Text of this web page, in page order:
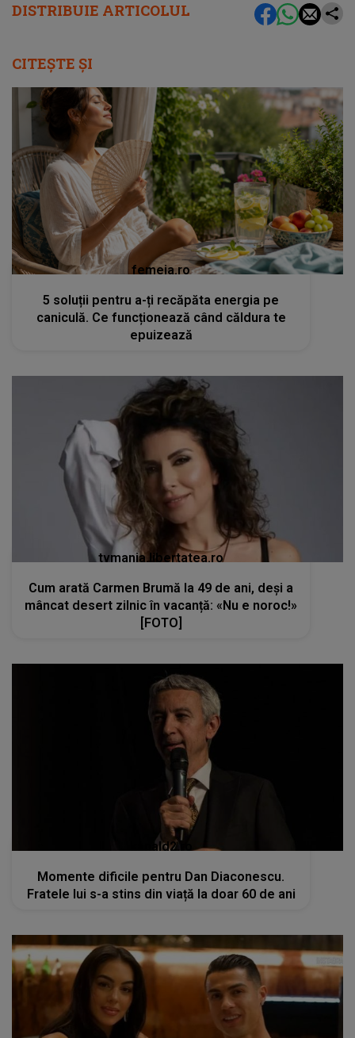
DISTRIBUIE ARTICOLUL
CITEȘTE ȘI
femeia.ro
5 soluții pentru a-ți recăpăta energia pe
caniculă. Ce funcționează când căldura te
epuizează
tvmania.libertatea.ro
Cum arată Carmen Brumă la 49 de ani, deși a
mâncat desert zilnic în vacanță: «Nu e noroc!»
[FOTO]
kanald2.ro
Momente dificile pentru Dan Diaconescu.
Fratele lui s-a stins din viață la doar 60 de ani